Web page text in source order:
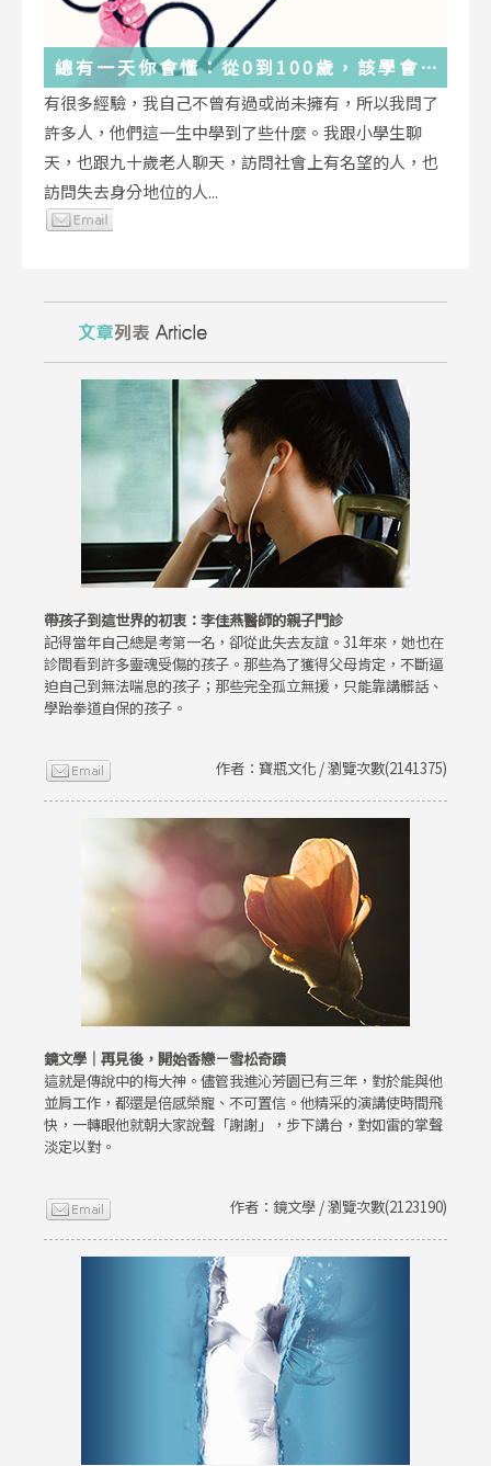
總有一天你會懂：從0到100歲，該學會
的人生大事，都在這些生活的小事裡了
有很多經驗，我自己不曾有過或尚未擁有，所以我問了
許多人，他們這一生中學到了些什麼。我跟小學生聊
天，也跟九十歲老人聊天，訪問社會上有名望的人，也
訪問失去身分地位的人...
帶孩子到這世界的初衷：李佳燕醫師的親子門診
記得當年自己總是考第一名，卻從此失去友誼。31年來，她也在
診間看到許多靈魂受傷的孩子。那些為了獲得父母肯定，不斷逼
迫自己到無法喘息的孩子；那些完全孤立無援，只能靠講髒話、
學跆拳道自保的孩子。
作者：寶瓶文化 / 瀏覽次數(2141375)
鏡文學｜再見後，開始香戀－雪松奇蹟
這就是傳說中的梅大神。儘管我進沁芳園已有三年，對於能與他
並肩工作，都還是倍感榮寵、不可置信。他精采的演講使時間飛
快，一轉眼他就朝大家說聲「謝謝」，步下講台，對如雷的掌聲
淡定以對。
作者：鏡文學 / 瀏覽次數(2123190)